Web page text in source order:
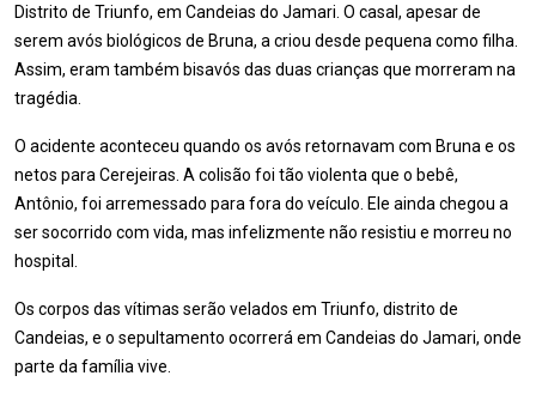
Distrito de Triunfo, em Candeias do Jamari. O casal, apesar de
serem avós biológicos de Bruna, a criou desde pequena como filha.
Assim, eram também bisavós das duas crianças que morreram na
tragédia.
O acidente aconteceu quando os avós retornavam com Bruna e os
netos para Cerejeiras. A colisão foi tão violenta que o bebê,
Antônio, foi arremessado para fora do veículo. Ele ainda chegou a
ser socorrido com vida, mas infelizmente não resistiu e morreu no
hospital.
Os corpos das vítimas serão velados em Triunfo, distrito de
Candeias, e o sepultamento ocorrerá em Candeias do Jamari, onde
parte da família vive.